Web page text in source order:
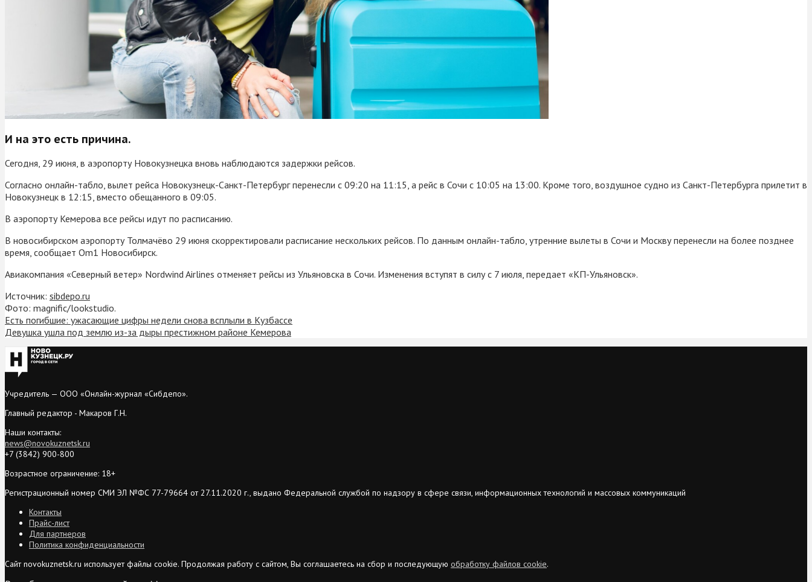
И на это есть причина.
Сегодня, 29 июня, в аэропорту Новокузнецка вновь наблюдаются задержки рейсов.
Согласно онлайн-табло, вылет рейса Новокузнецк-Санкт-Петербург перенесли с 09:20 на 11:15, а рейс в Сочи с 10:05 на 13:00. Кроме того, воздушное судно из Санкт-Петербурга прилетит в
Новокузнецк в 12:15, вместо обещанного в 09:05.
В аэропорту Кемерова все рейсы идут по расписанию.
В новосибирском аэропорту Толмачёво 29 июня скорректировали расписание нескольких рейсов. По данным онлайн-табло, утренние вылеты в Сочи и Москву перенесли на более позднее
время, сообщает Om1 Новосибирск.
Авиакомпания «Северный ветер» Nordwind Airlines отменяет рейсы из Ульяновска в Сочи. Изменения вступят в силу с 7 июля, передает «КП-Ульяновск».
Источник: sibdepo.ru
Фото: magnific/lookstudio.
Есть погибшие: ужасающие цифры недели снова всплыли в Кузбассе
Девушка ушла под землю из-за дыры престижном районе Кемерова
Учредитель — ООО «Онлайн-журнал «Сибдепо».
Главный редактор - Макаров Г.Н.
Наши контакты:
news@novokuznetsk.ru
+7 (3842) 900-800
Возрастное ограничение: 18+
Регистрационный номер СМИ ЭЛ №ФС 77-79664 от 27.11.2020 г., выдано Федеральной службой по надзору в сфере связи, информационных технологий и массовых коммуникаций
Контакты
Прайс-лист
Для партнеров
Политика конфиденциальности
Сайт novokuznetsk.ru использует файлы cookie. Продолжая работу с сайтом, Вы соглашаетесь на сбор и последующую обработку файлов cookie.